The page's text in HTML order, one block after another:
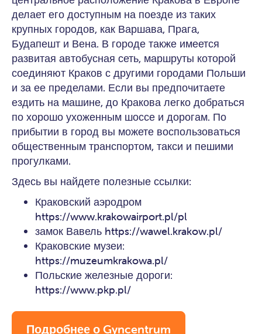
делает его доступным на поезде из таких
крупных городов, как Варшава, Прага,
Будапешт и Вена. В городе также имеется
развитая автобусная сеть, маршруты которой
соединяют Краков с другими городами Польши
и за ее пределами. Если вы предпочитаете
ездить на машине, до Кракова легко добраться
по хорошо ухоженным шоссе и дорогам. По
прибытии в город вы можете воспользоваться
общественным транспортом, такси и пешими
прогулками.
Здесь вы найдете полезные ссылки:
Краковский аэродром
https://www.krakowairport.pl/pl
замок Вавель https://wawel.krakow.pl/
Краковские музеи:
https://muzeumkrakowa.pl/
Польские железные дороги:
https://www.pkp.pl/
Подробнее о Gyncentrum